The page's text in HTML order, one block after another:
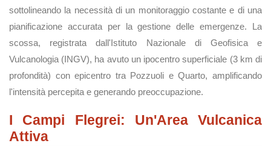
sottolineando la necessità di un monitoraggio costante e di una
pianificazione accurata per la gestione delle emergenze. La
scossa, registrata dall'Istituto Nazionale di Geofisica e
Vulcanologia (INGV), ha avuto un ipocentro superficiale (3 km di
profondità) con epicentro tra Pozzuoli e Quarto, amplificando
l'intensità percepita e generando preoccupazione.
I Campi Flegrei: Un'Area Vulcanica
Attiva